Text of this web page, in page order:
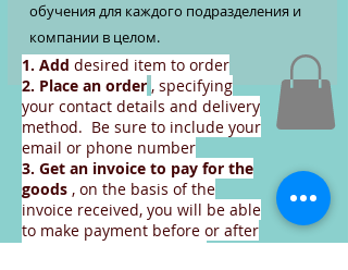
обучения для каждого подразделения и
компании в целом.
1. Add desired item to order
2. Place an order , specifying
your contact details and delivery
method. Be sure to include your
email or phone number
3. Get an invoice to pay for the
goods , on the basis of the
invoice received, you will be able
to make payment before or after